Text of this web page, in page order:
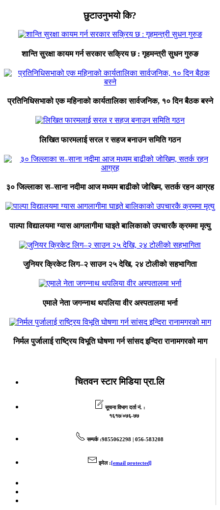
छुटाउनुभयो कि?
शान्ति सुरक्षा कायम गर्न सरकार सक्रिय छ : गृहमन्त्री सुधन गुरुङ
प्रतिनिधिसभाको एक महिनाको कार्यतालिका सार्वजनिक, १० दिन बैठक बस्ने
लिखित फारमलाई सरल र सहज बनाउन समिति गठन
३० जिल्लाका स–साना नदीमा आज मध्यम बाढीको जोखिम, सतर्क रहन आग्रह
पाल्पा विद्यालयमा ग्यास आगलागीमा घाइते बालिकाको उपचारकै क्रममा मृत्यु
जुनियर क्रिकेट लिग–२ साउन २५ देखि, २४ टोलीको सहभागिता
एमाले नेता जगन्नाथ थपलिया वीर अस्पतालमा भर्ना
निर्मल पुर्जालाई राष्ट्रिय विभूति घोषणा गर्न सांसद इन्दिरा रानामगरको माग
चितवन स्टार मिडिया प्रा.लि
सूचना विभाग दर्ता नं. :
१६१७/०७६-७७
सम्पर्क:9855062298 | 056-583208
इमेल:[email protected]